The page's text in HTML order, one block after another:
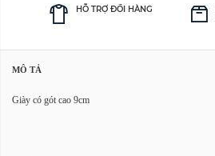
HỖ TRỢ ĐỔI HÀNG
MÔ TẢ
Giày có gót cao 9cm